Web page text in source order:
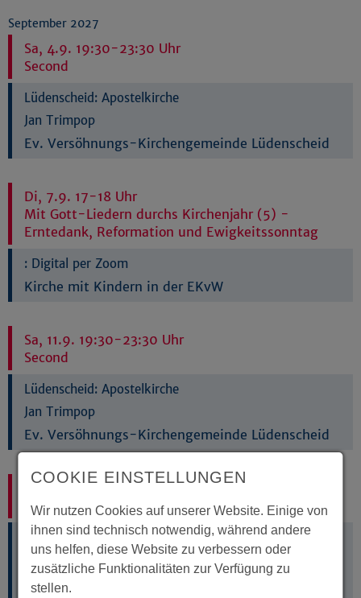
September 2027
Sa, 4.9. 19:30-23:30 Uhr
Second
Lüdenscheid: Apostelkirche
Jan Trimpop
Ev. Versöhnungs-Kirchengemeinde Lüdenscheid
Di, 7.9. 17-18 Uhr
Mit Gott-Liedern durchs Kirchenjahr (5) -
Erntedank, Reformation und Ewigkeitssonntag
: Digital per Zoom
Kirche mit Kindern in der EKvW
Sa, 11.9. 19:30-23:30 Uhr
Second
Lüdenscheid: Apostelkirche
Jan Trimpop
Ev. Versöhnungs-Kirchengemeinde Lüdenscheid
Sa, 18.9. 19:30-23:30 Uhr
Second
Lüdenscheid:Apostelkirche
Jan Trimpop
Ev. Versöhnungs-Kirchengemeinde Lüdenscheid
COOKIE EINSTELLUNGEN
Wir nutzen Cookies auf unserer Website. Einige von
ihnen sind technisch notwendig, während andere
uns helfen, diese Website zu verbessern oder
zusätzliche Funktionalitäten zur Verfügung zu
stellen.